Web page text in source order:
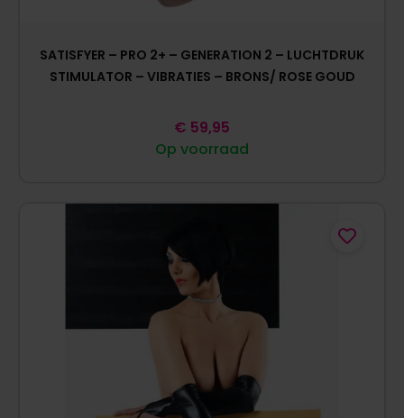
SATISFYER – PRO 2+ – GENERATION 2 – LUCHTDRUK
STIMULATOR – VIBRATIES – BRONS/ ROSE GOUD
Op voorraad
€ 59,95